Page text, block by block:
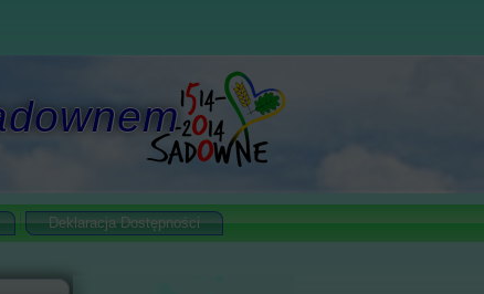
Deklaracja Dostępności